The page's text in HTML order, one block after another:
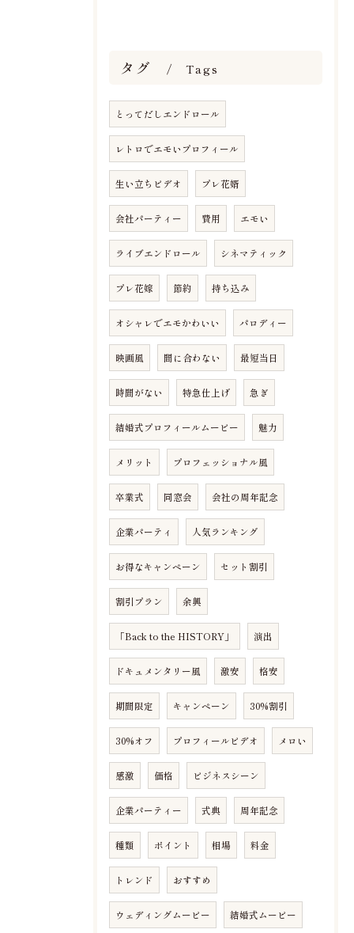
タグ Tags
とってだしエンドロール
レトロでエモいプロフィール
生い立ちビデオ プレ花婿
会社パーティー 費用 エモい
ライブエンドロール シネマティック
プレ花嫁 節約 持ち込み
オシャレでエモかわいい パロディー
映画風 間に合わない 最短当日
時間がない 特急仕上げ 急ぎ
結婚式プロフィールムービー 魅力
メリット プロフェッショナル風
卒業式 同窓会 会社の周年記念
企業パーティ 人気ランキング
お得なキャンペーン セット割引
割引プラン 余興
「Back to the HISTORY」 演出
ドキュメンタリー風 激安 格安
期間限定 キャンペーン 30%割引
30%オフ プロフィールビデオ メロい
感激 価格 ビジネスシーン
企業パーティー 式典 周年記念
種類 ポイント 相場 料金
トレンド おすすめ
ウェディングムービー 結婚式ムービー